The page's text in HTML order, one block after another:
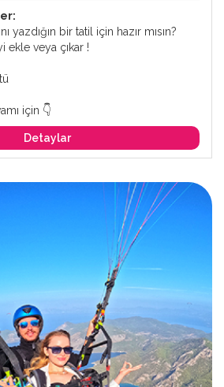
yazdığın bir tatil için hazır mısın?
ekle veya çıkar !
için 👇
Detaylar